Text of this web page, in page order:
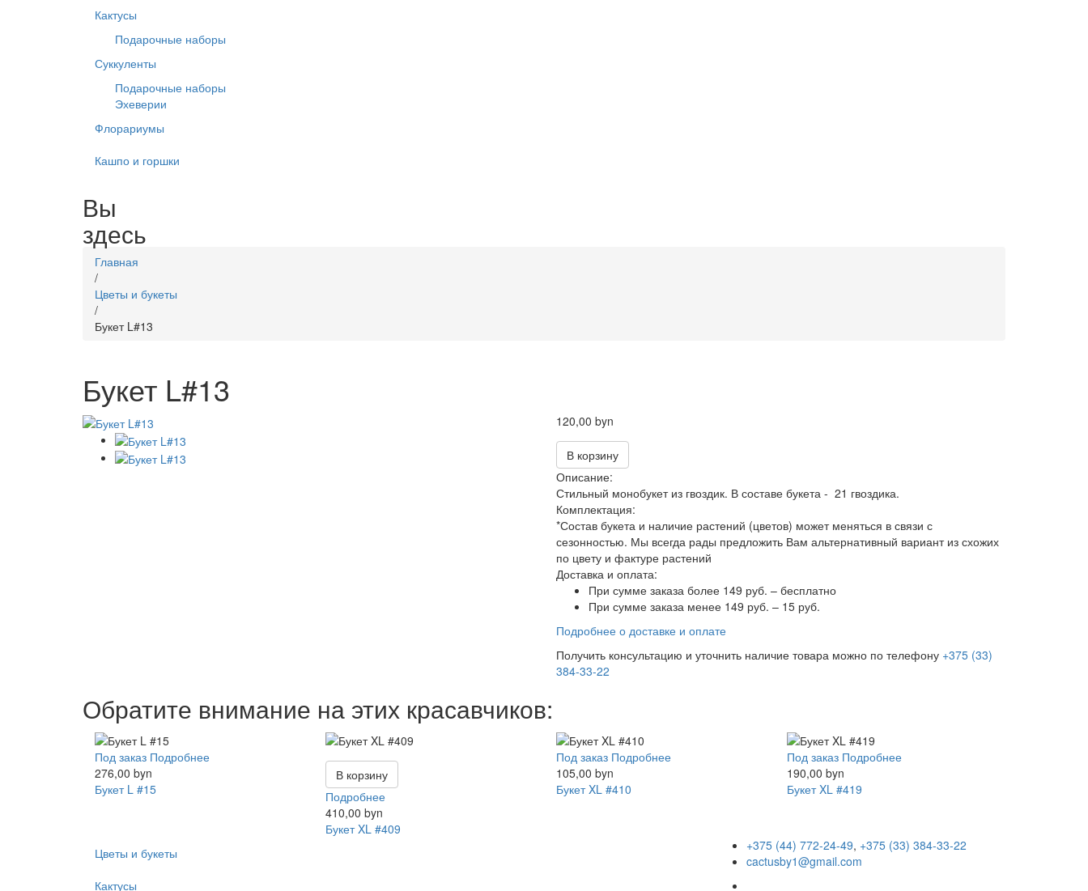
Кактусы
Подарочные наборы
Суккуленты
Подарочные наборы
Эхеверии
Флорариумы
Кашпо и горшки
Вы
здесь
Главная
/
Цветы и букеты
/
Букет L#13
Букет L#13
120,00 byn
В корзину
Описание:
Стильный монобукет из гвоздик. В составе букета - 21 гвоздика.
Комплектация:
*Состав букета и наличие растений (цветов) может меняться в связи с
сезонностью. Мы всегда рады предложить Вам альтернативный вариант из схожих
по цвету и фактуре растений
Доставка и оплата:
При сумме заказа более 149 руб. – бесплатно
При сумме заказа менее 149 руб. – 15 руб.
Подробнее о доставке и оплате
Получить консультацию и уточнить наличие товара можно по телефону +375 (33)
384-33-22
Обратите внимание на этих красавчиков:
Под заказ Подробнее
276,00 byn
Букет L #15
В корзину
Подробнее
410,00 byn
Букет XL #409
Под заказ Подробнее
105,00 byn
Букет XL #410
Под заказ Подробнее
190,00 byn
Букет XL #419
Цветы и букеты
Кактусы
+375 (44) 772-24-49, +375 (33) 384-33-22
cactusby1@gmail.com